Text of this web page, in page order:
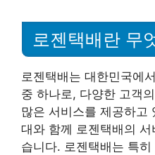
로젠택배란 무
로젠택배는 대한민국에
중 하나로, 다양한 고객
많은 서비스를 제공하고
대와 함께 로젠택배의
습니다. 로젠택배는 특